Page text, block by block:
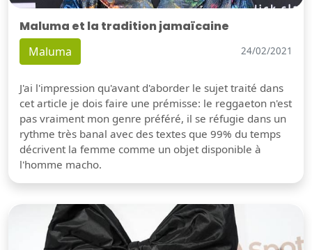
Maluma et la tradition jamaïcaine
Maluma 24/02/2021
J'ai l'impression qu'avant d'aborder le sujet traité dans
cet article je dois faire une prémisse: le reggaeton n'est
pas vraiment mon genre préféré, il se réfugie dans un
rythme très banal avec des textes que 99% du temps
décrivent la femme comme un objet disponible à
l'homme macho.